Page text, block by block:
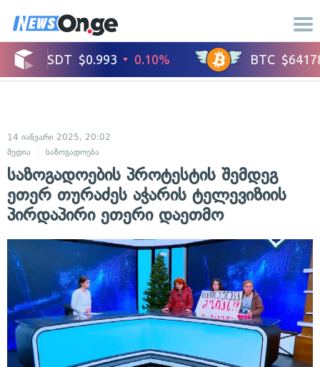
14 იანვარი 2025, 20:02
მედია
საზოგადოება
საზოგადოების პროტესტის შემდეგ
ეთერ თურაძეს აჭარის ტელევიზიის
პირდაპირი ეთერი დაეთმო